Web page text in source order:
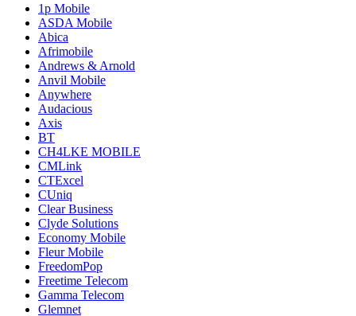
1p Mobile
ASDA Mobile
Abica
Afrimobile
Andrews & Arnold
Anvil Mobile
Anywhere
Audacious
Axis
BT
CH4LKE MOBILE
CMLink
CTExcel
CUniq
Clear Business
Clyde Solutions
Economy Mobile
Fleur Mobile
FreedomPop
Freetime Telecom
Gamma Telecom
Glemnet